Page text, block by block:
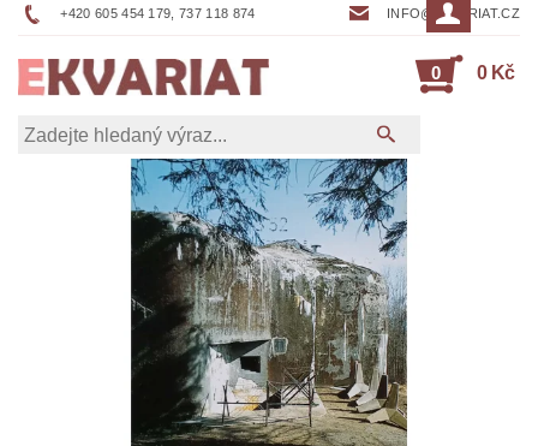
+420 605 454 179, 737 118 874 INFO@EKVARIAT.CZ
0 0 Kč